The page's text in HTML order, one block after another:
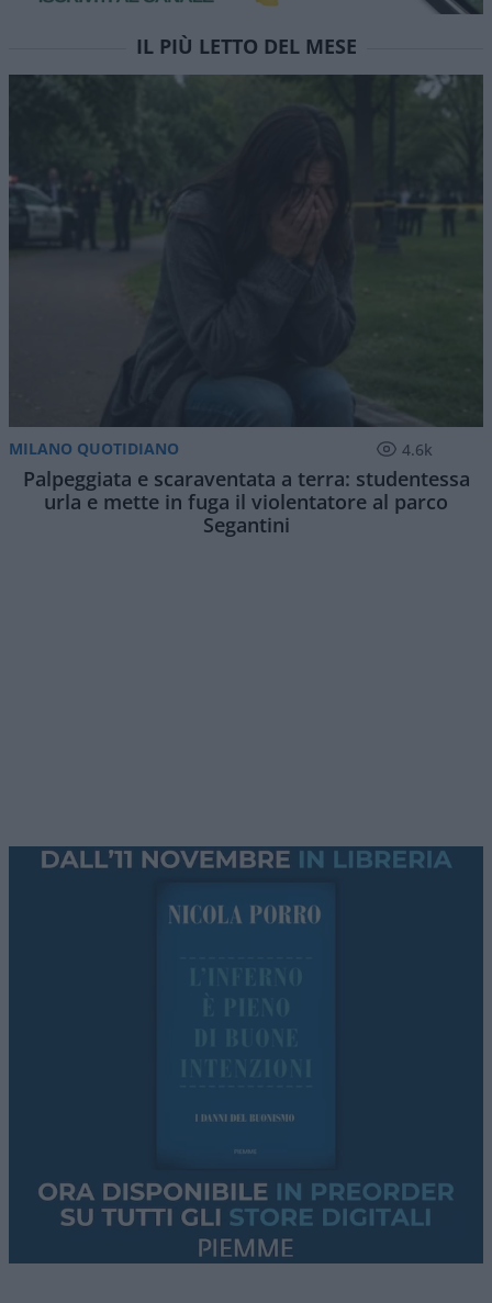
IL PIÙ LETTO DEL MESE
MILANO QUOTIDIANO 4.6k
Palpeggiata e scaraventata a terra: studentessa
urla e mette in fuga il violentatore al parco
Segantini